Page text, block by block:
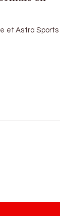
et Astra Sports